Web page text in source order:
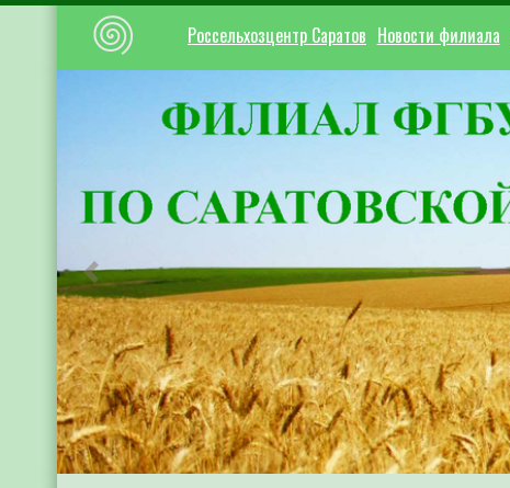
Россельхозцентр Саратов Новости филиала
Предыдущий